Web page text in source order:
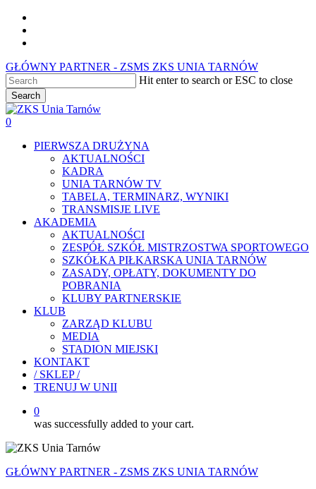
Skip
main
GŁÓWNY PARTNER - ZSMS ZKS UNIA TARNÓW
Hit enter to search or ESC to close
Search
Close
Search
0
PIERWSZA DRUŻYNA
AKTUALNOŚCI
KADRA
UNIA TARNÓW TV
TABELA, TERMINARZ, WYNIKI
TRANSMISJE LIVE
AKADEMIA
AKTUALNOŚCI
ZESPÓŁ SZKÓŁ MISTRZOSTWA SPORTOWEGO
SZKÓŁKA PIŁKARSKA UNIA TARNÓW
ZASADY, OPŁATY, DOKUMENTY DO
POBRANIA
KLUBY PARTNERSKIE
KLUB
ZARZĄD KLUBU
MEDIA
STADION MIEJSKI
KONTAKT
/ SKLEP /
TRENUJ W UNII
0
was successfully added to your cart.
GŁÓWNY PARTNER - ZSMS ZKS UNIA TARNÓW